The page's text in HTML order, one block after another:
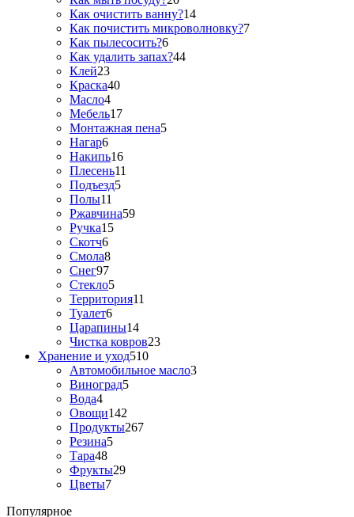
Как очистить ванну?14
Как почистить микроволновку?7
Как пылесосить?6
Как удалить запах?44
Клей23
Краска40
Масло4
Мебель17
Монтажная пена5
Нагар6
Накипь16
Плесень11
Подъезд5
Полы11
Ржавчина59
Ручка15
Скотч6
Смола8
Снег97
Стекло5
Территория11
Туалет6
Царапины14
Чистка ковров23
Хранение и уход510
Автомобильное масло3
Виноград5
Вода4
Овощи142
Продукты267
Резина5
Тара48
Фрукты29
Цветы7
Популярное